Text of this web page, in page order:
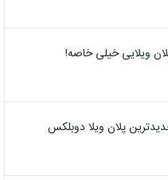
ویلایی خیلی خاصه!